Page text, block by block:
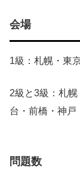
会場
1級：札幌・東
2級と3級：札
台・前橋・神戸
問題数